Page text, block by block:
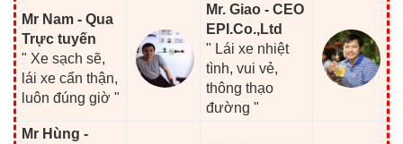
Mr Nam - Qua
Trực tuyến
" Xe sạch sẽ,
lái xe cẩn thận,
luôn đúng giờ "
Mr. Giao - CEO
EPI.Co.,Ltd
" Lái xe nhiệt
tình, vui vẻ,
thông thạo
đường "
Mr Hùng -